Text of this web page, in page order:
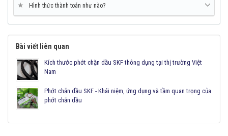
★ Hình thức thành toán như nào?
Bài viết liên quan
Kích thước phớt chặn dầu SKF thông dụng tại thị trường Việt
Nam
Phớt chắn dầu SKF - Khái niệm, ứng dụng và tầm quan trọng của
phớt chắn dầu